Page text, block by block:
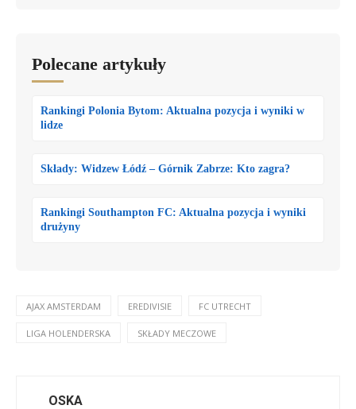
Polecane artykuły
Rankingi Polonia Bytom: Aktualna pozycja i wyniki w
lidze
Składy: Widzew Łódź – Górnik Zabrze: Kto zagra?
Rankingi Southampton FC: Aktualna pozycja i wyniki
drużyny
AJAX AMSTERDAM EREDIVISIE FC UTRECHT
LIGA HOLENDERSKA SKŁADY MECZOWE
OSKA